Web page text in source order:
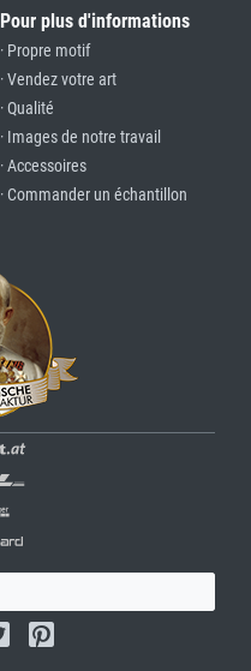
Pour plus d'informations
· Propre motif
· Vendez votre art
· Qualité
· Images de notre travail
· Accessoires
· Commander un échantillon